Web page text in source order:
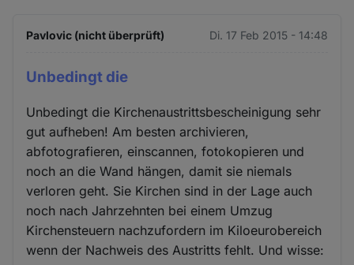
Pavlovic (nicht überprüft) Di. 17 Feb 2015 - 14:48
Unbedingt die
Unbedingt die Kirchenaustrittsbescheinigung sehr
gut aufheben! Am besten archivieren,
abfotografieren, einscannen, fotokopieren und
noch an die Wand hängen, damit sie niemals
verloren geht. Sie Kirchen sind in der Lage auch
noch nach Jahrzehnten bei einem Umzug
Kirchensteuern nachzufordern im Kiloeurobereich
wenn der Nachweis des Austritts fehlt. Und wisse: